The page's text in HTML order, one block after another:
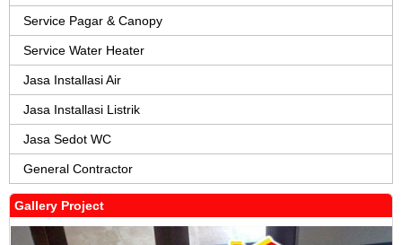
Service Pagar & Canopy
Service Water Heater
Jasa Installasi Air
Jasa Installasi Listrik
Jasa Sedot WC
General Contractor
Gallery Project